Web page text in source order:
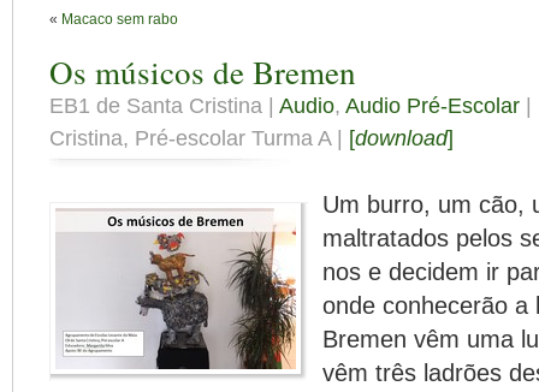
« Macaco sem rabo
Os músicos de Bremen
EB1 de Santa Cristina | Audio, Audio Pré-Escolar
Cristina, Pré-escolar Turma A | [download]
Um burro, um cão,
maltratados pelos
nos e decidem ir
onde conhecerão a
Bremen vêm uma
vêm três ladrões